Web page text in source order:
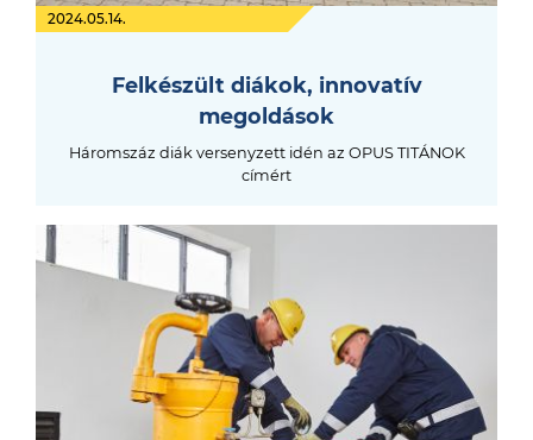
2024.05.14.
Felkészült diákok, innovatív
megoldások
Háromszáz diák versenyzett idén az OPUS TITÁNOK
címért